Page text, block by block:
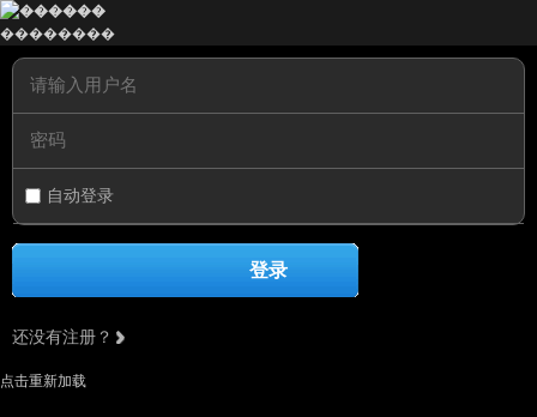
��������
自动登录
登录
还没有注册？
点击重新加载